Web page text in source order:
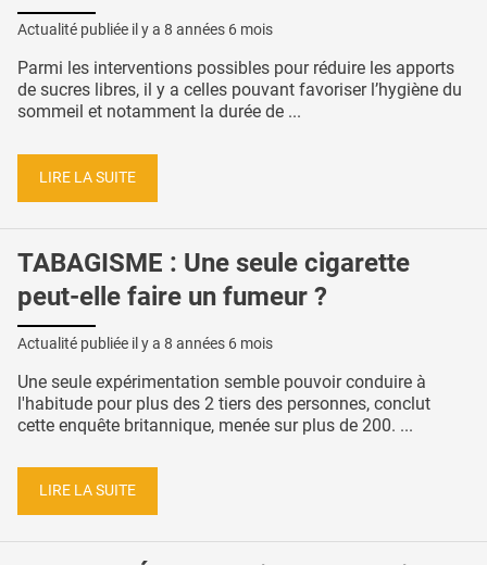
Actualité publiée il y a 8 années 6 mois
Parmi les interventions possibles pour réduire les apports
de sucres libres, il y a celles pouvant favoriser l’hygiène du
sommeil et notamment la durée de ...
LIRE LA SUITE
TABAGISME : Une seule cigarette
peut-elle faire un fumeur ?
Actualité publiée il y a 8 années 6 mois
Une seule expérimentation semble pouvoir conduire à
l'habitude pour plus des 2 tiers des personnes, conclut
cette enquête britannique, menée sur plus de 200. ...
LIRE LA SUITE